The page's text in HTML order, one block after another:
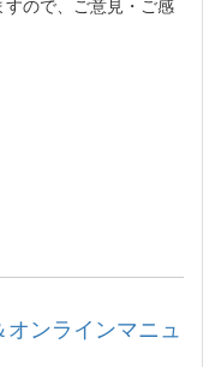
ンラインマニュ